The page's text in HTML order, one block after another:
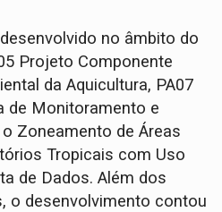
no âmbito do
Projeto Componente
da Aquicultura, PA07
de Monitoramento e
Zoneamento de Áreas
Tropicais com Uso
de Dados. Além dos
o desenvolvimento contou